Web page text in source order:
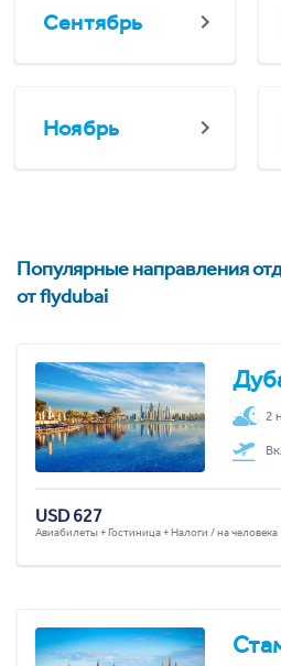
Сентябрь
Ноябрь
Популярные направления
от flydubai
2
USD 627
Авиабилеты + Гостиница + Налоги / на человека